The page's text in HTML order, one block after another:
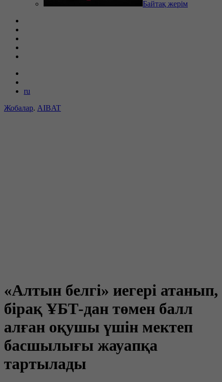
Байтақ жерім
ru
Жобалар. AIBAT
«Алтын белгі» иегері атанып,
бірақ ҰБТ-дан төмен балл
алған оқушы үшін мектеп
басшылығы жауапқа
тартылады